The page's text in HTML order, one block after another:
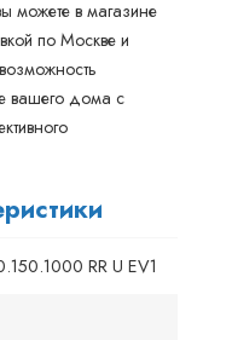
можете в магазине
по Москве и
вашего дома с
RR U EV1